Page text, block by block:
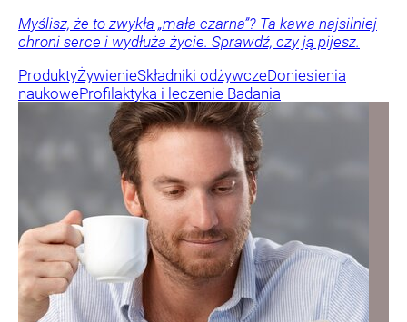
Myślisz, że to zwykła „mała czarna”? Ta kawa najsilniej
chroni serce i wydłuża życie. Sprawdź, czy ją pijesz.
ProduktyŻywienieSkładniki odżywczeDoniesienia
naukoweProfilaktyka i leczenie Badania